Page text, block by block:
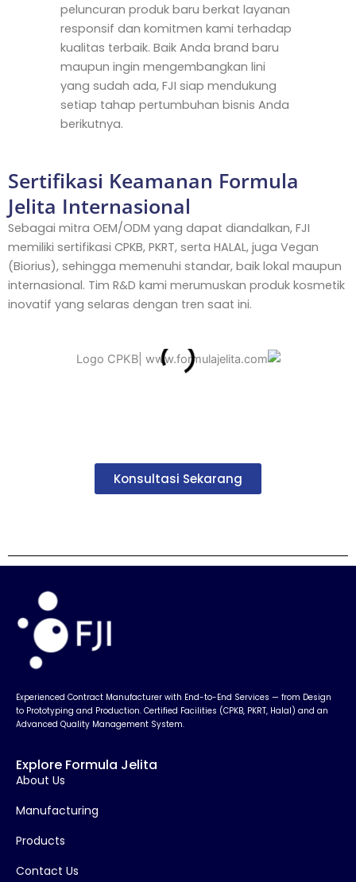
peluncuran produk baru berkat layanan
responsif dan komitmen kami terhadap
kualitas terbaik. Baik Anda brand baru
maupun ingin mengembangkan lini
yang sudah ada, FJI siap mendukung
setiap tahap pertumbuhan bisnis Anda
berikutnya.
Sertifikasi Keamanan Formula
Jelita Internasional
Sebagai mitra OEM/ODM yang dapat diandalkan, FJI
memiliki sertifikasi CPKB, PKRT, serta HALAL, juga Vegan
(Biorius), sehingga memenuhi standar, baik lokal maupun
internasional. Tim R&D kami merumuskan produk kosmetik
inovatif yang selaras dengan tren saat ini.
Konsultasi Sekarang
Experienced Contract Manufacturer with End-to-End Services — from Design
to Prototyping and Production. Certified Facilities (CPKB, PKRT, Halal) and an
Advanced Quality Management System.
Explore Formula Jelita
About Us
Manufacturing
Products
Contact Us